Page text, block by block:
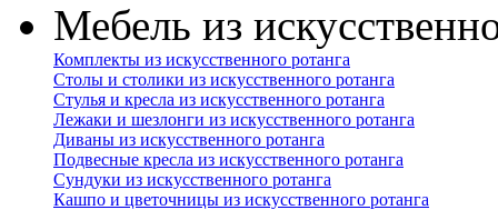
Мебель из
Комплекты из искусственного ротанга
Столы и столики из искусственного ротанга
Стулья и кресла из искусственного ротанга
Лежаки и шезлонги из искусственного ротанга
Диваны из искусственного ротанга
Подвесные кресла из искусственного ротанга
Сундуки из искусственного ротанга
Кашпо и цветочницы из искусственного ротанга